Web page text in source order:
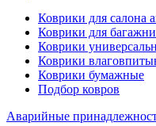
Коврики для салона
Коврики для
Коврики
Коврики
Коврики бумажные
Подбор ковров
Аварийные